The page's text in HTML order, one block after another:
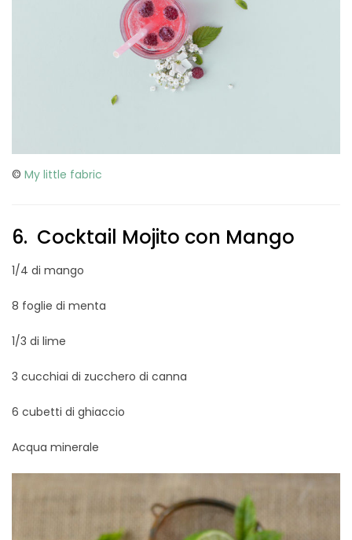
© My little fabric
6. Cocktail Mojito con Mango
1/4 di mango
8 foglie di menta
1/3 di lime
3 cucchiai di zucchero di canna
6 cubetti di ghiaccio
Acqua minerale